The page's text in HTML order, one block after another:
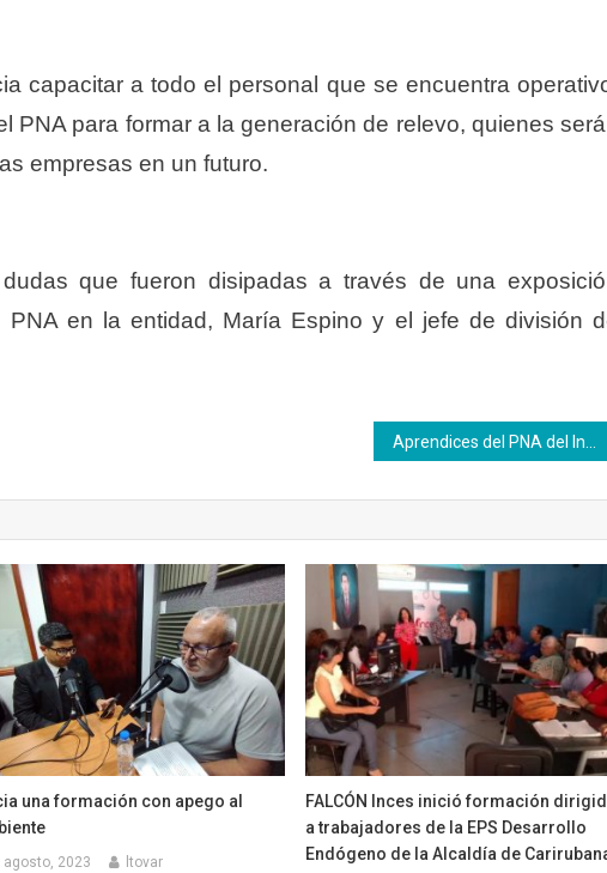
capacitar a todo el personal que se encuentra
PNA para formar a la generación de relevo, quienes
empresas en un futuro.
que fueron disipadas a través de una
en la entidad, María Espino y el jefe de división
una formación con apego al
agosto, 2023 ltovar
FALCÓN Inces inició formación
a trabajadores de la EPS Desarrollo
Endógeno de la Alcaldía de